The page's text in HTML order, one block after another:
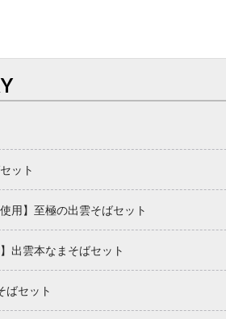
ット
用】至極の出雲そばセット
出雲本なまそばセット
ばセット